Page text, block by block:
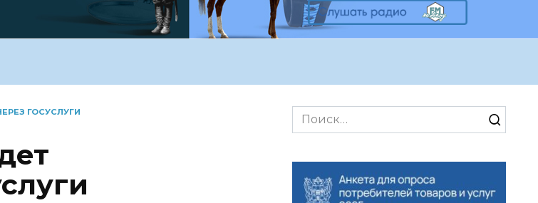
ГОСУСЛУГИ
Search
for: